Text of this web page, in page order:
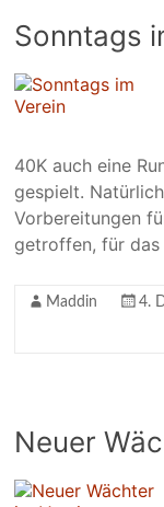
Sonntags
40K auch eine
gespielt.
Vorbereitungen
getroffen, für
Maddin 4.
Neuer